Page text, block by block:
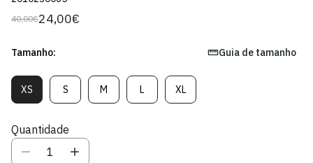
Preço
40,00€
Preço
venda
24,00€
Tamanho: Guia de tamanho
XSVariante
Esgotada
Indisponível
SVariante
Esgotada
Indisponível
MVariante
Esgotada
LVariante
Esgotada
XLVariante
Esgotada
Quantidade